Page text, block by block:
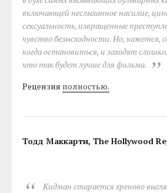
включающей неслыханное насилие,
сексуальность, извращенные
чувство безысходности. Но, кажется,
когда остановиться, и заходят
что так будет лучше для фильма.
Рецензия полностью.
Тодд Маккарти, The Hollywood
Кидман старается хреново